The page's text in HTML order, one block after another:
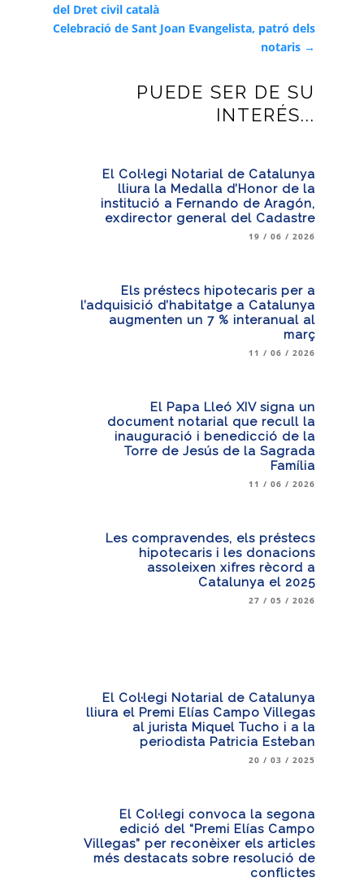
del Dret civil català
Celebració de Sant Joan Evangelista, patró dels
notaris →
PUEDE SER DE SU
INTERÉS...
El Col·legi Notarial de Catalunya
lliura la Medalla d’Honor de la
institució a Fernando de Aragón,
exdirector general del Cadastre
19 / 06 / 2026
Els préstecs hipotecaris per a
l’adquisició d’habitatge a Catalunya
augmenten un 7 % interanual al
març
11 / 06 / 2026
El Papa Lleó XIV signa un
document notarial que recull la
inauguració i benedicció de la
Torre de Jesús de la Sagrada
Família
11 / 06 / 2026
Les compravendes, els préstecs
hipotecaris i les donacions
assoleixen xifres rècord a
Catalunya el 2025
27 / 05 / 2026
El Col·legi Notarial de Catalunya
lliura el Premi Elías Campo Villegas
al jurista Miquel Tucho i a la
periodista Patricia Esteban
20 / 03 / 2025
El Col·legi convoca la segona
edició del “Premi Elías Campo
Villegas” per reconèixer els articles
més destacats sobre resolució de
conflictes